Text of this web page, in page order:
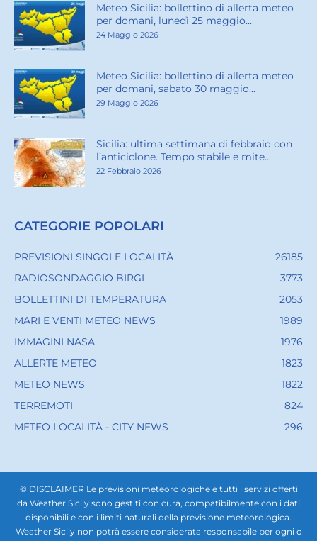
Meteo Sicilia: bollettino di allerta meteo
per domani, lunedì 25 maggio...
24 Maggio 2026
Meteo Sicilia: bollettino di allerta meteo
per domani, sabato 30 maggio...
29 Maggio 2026
Sicilia: ultima settimana di febbraio con
l’anticiclone. Tempo stabile e mite...
22 Febbraio 2026
CATEGORIE POPOLARI
PREVISIONI SINGOLE LOCALITÀ
26185
RADIOSONDAGGIO BIRGI
3773
BOLLETTINI DI TEMPERATURA
2053
MARI E VENTI METEO NEWS
1989
IMMAGINI NASA
1976
ALLERTE METEO
1823
METEO NEWS
1822
TERREMOTI
824
METEO LOCALITÀ - CITY NEWS
296
© DISCLAIMER Le previsioni meteorologiche e tutti i servizi offerti
da Weather Sicily sono gestiti con cura, compatibilmente con i dati
disponibili e con i limiti naturali della previsione meteorologica.
Weather Sicily non potrà essere considerata responsabile per ogni o